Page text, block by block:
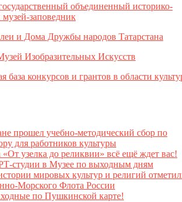
объединенный историко-
заповедник
и Дома Дружбы народов Татарстана
Изобразительных Искусств
база конкурсов и грантов в области
прошел учебно-методический сбор по
для работников культуры
узелка до реликвии» всё ещё ждет вас!
студии в Музее по выходным дням
мировых культур и религий
Морского Флота России
по Пушкинской карте!